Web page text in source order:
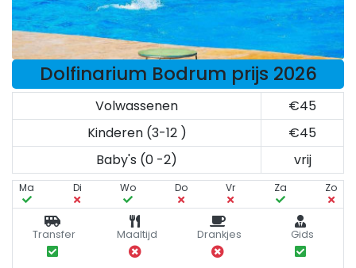
Dolfinarium Bodrum prijs 2026
Volwassenen
€45
Kinderen (3-12 )
€45
Baby's (0 -2)
vrij
Ma Di Wo Do Vr Za Zo
Transfer Maaltijd Drankjes Gids